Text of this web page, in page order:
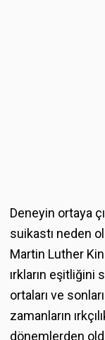
Deneyin ortaya
suikastı neden
Martin Luther
ırkların eşitliğini
ortaları ve
zamanların
dönemlerden